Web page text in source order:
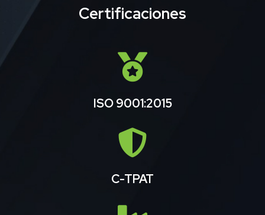
Certificaciones
ISO 9001:2015
C-TPAT